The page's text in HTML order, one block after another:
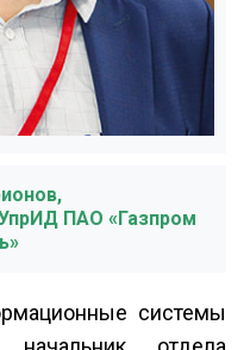
ПАО «Газпром
системы